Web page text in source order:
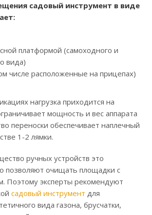
садовый инструмент в виде
платформой (самоходного и
вида)
числе расположенные на прицепах)
нагрузка приходится на
мощность и вес аппарата
переноски обеспечивает наплечный
1-2 лямки.
ручных устройств это
позволяют очищать площадки с
Поэтому эксперты рекомендуют
садовый инструмент для
вида газона, брусчатки,